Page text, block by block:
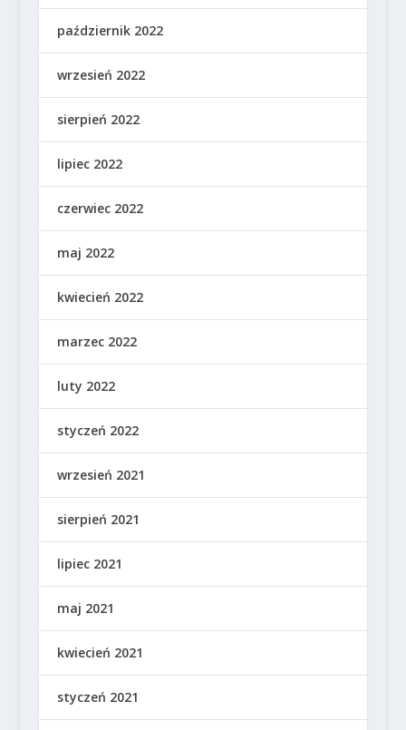
październik 2022
wrzesień 2022
sierpień 2022
lipiec 2022
czerwiec 2022
maj 2022
kwiecień 2022
marzec 2022
luty 2022
styczeń 2022
wrzesień 2021
sierpień 2021
lipiec 2021
maj 2021
kwiecień 2021
styczeń 2021